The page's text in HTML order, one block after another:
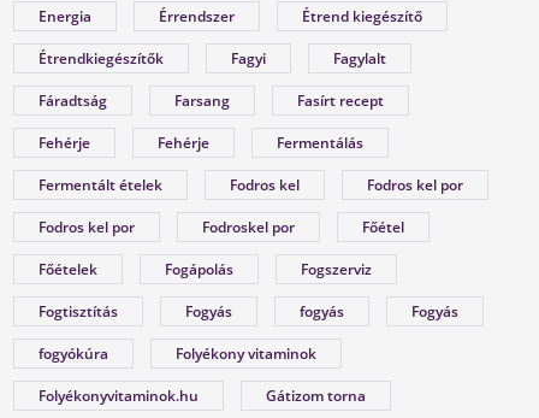
leadott súly
10 kg
FÉRFI VÁLTOZÓKOR - A
LEHETŐSÉGET LÁSD MEG
Sokan gondolják, hogy a változókor csak a
nőket érinti. Valójában a férfiaknál is
jelentkezik a tesztoszteronszint fokozatos
Energia Érrendszer Étrend kiegészítő
Étrendkiegészítők Fagyi Fagylalt
Fáradtság Farsang Fasírt recept
Fehérje Fehérje Fermentálás
Fermentált ételek Fodros kel Fodros kel por
Fodros kel por Fodroskel por Főétel
Főételek Fogápolás Fogszerviz
Fogtisztítás Fogyás fogyás Fogyás
fogyókúra Folyékony vitaminok
Folyékonyvitaminok.hu Gátizom torna